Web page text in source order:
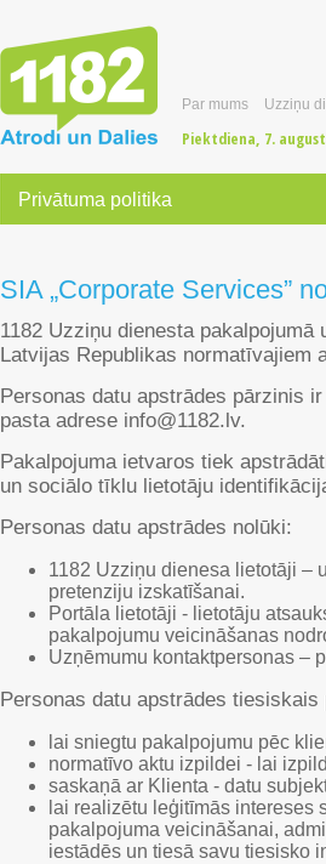
Par mums Uzziņu
Piektdiena, 7.
Privātuma politika
SIA „Corporate Services”
1182 Uzziņu dienesta
Latvijas Republikas normatīvajiem
Personas datu apstrādes pārzinis
pasta adrese info@1182.lv.
Pakalpojuma ietvaros tiek
un sociālo tīklu lietotāju
Personas datu apstrādes nolūki:
1182 Uzziņu dienesa lietotāji –
pretenziju izskatīšanai.
Portāla lietotāji - lietotāju
pakalpojumu veicināšanas
Uzņēmumu kontaktpersonas –
Personas datu apstrādes tiesiskais
lai sniegtu pakalpojumu pēc
normatīvo aktu izpildei - lai
saskaņā ar Klienta - datu
lai realizētu leģitīmās
pakalpojuma veicināšanai,
iestādēs un tiesā savu tiesisko